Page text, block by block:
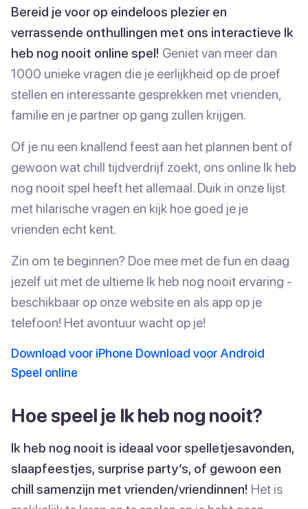
Bereid je voor op eindeloos plezier en
verrassende onthullingen met ons interactieve Ik
heb nog nooit online spel! Geniet van meer dan
1000 unieke vragen die je eerlijkheid op de proef
stellen en interessante gesprekken met vrienden,
familie en je partner op gang zullen krijgen.
Of je nu een knallend feest aan het plannen bent of
gewoon wat chill tijdverdrijf zoekt, ons online Ik heb
nog nooit spel heeft het allemaal. Duik in onze lijst
met hilarische vragen en kijk hoe goed je je
vrienden echt kent.
Zin om te beginnen? Doe mee met de fun en daag
jezelf uit met de ultieme Ik heb nog nooit ervaring -
beschikbaar op onze website en als app op je
telefoon! Het avontuur wacht op je!
Download voor iPhone Download voor Android
Speel online
Hoe speel je Ik heb nog nooit?
Ik heb nog nooit is ideaal voor spelletjesavonden,
slaapfeestjes, surprise party’s, of gewoon een
chill samenzijn met vrienden/vriendinnen! Het is